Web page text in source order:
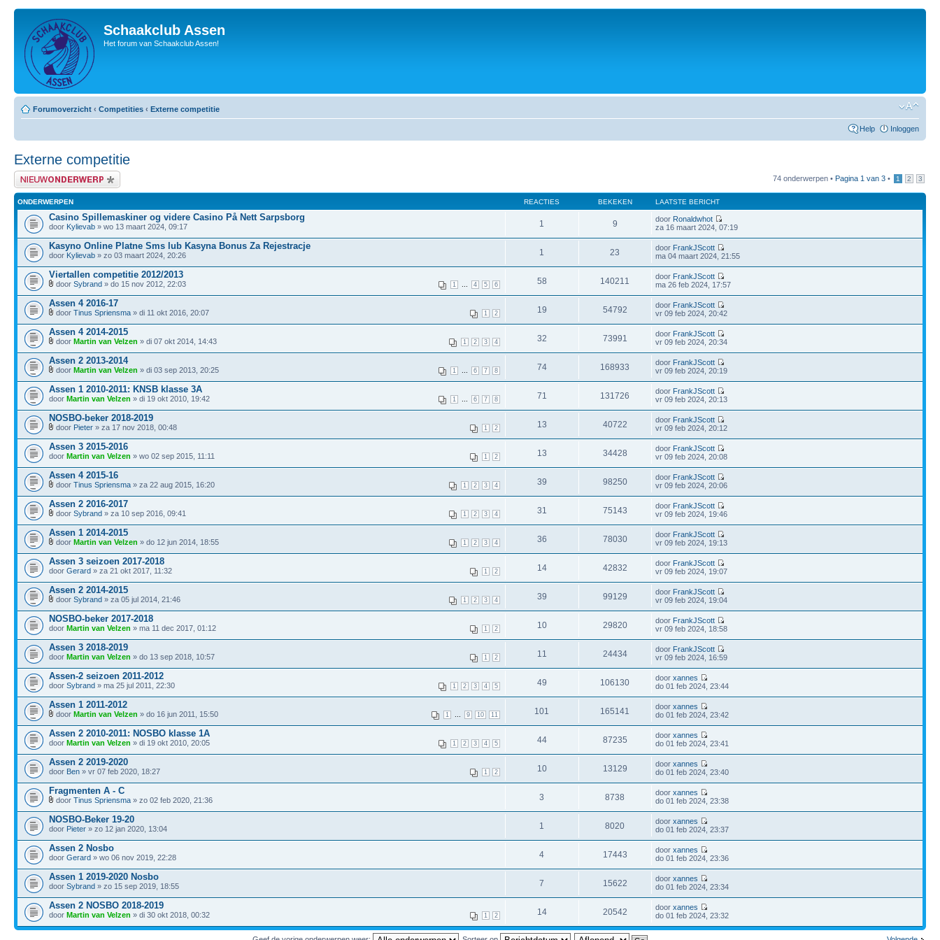
Schaakclub Assen
Het forum van Schaakclub Assen!
Forumoverzicht ‹ Competities ‹ Externe competitie
Help Inloggen
Externe competitie
Plaats een nieuw bericht 74 onderwerpen • Pagina 1 van 3 • 1 2 3
ONDERWERPEN REACTIES BEKEKEN LAATSTE BERICHT
Casino Spillemaskiner og videre Casino På Nett Sarpsborg
door Kylievab » wo 13 maart 2024, 09:17 1 9 door Ronaldwhot
za 16 maart 2024, 07:19
Kasyno Online Platne Sms lub Kasyna Bonus Za Rejestracje
door Kylievab » zo 03 maart 2024, 20:26 1 23 door FrankJScott
ma 04 maart 2024, 21:55
Viertallen competitie 2012/2013
1 4 5 6
door Sybrand » do 15 nov 2012, 22:03 58 140211 door FrankJScott
ma 26 feb 2024, 17:57
Assen 4 2016-17
1 2
door Tinus Spriensma » di 11 okt 2016, 20:07 19 54792 door FrankJScott
vr 09 feb 2024, 20:42
Assen 4 2014-2015
1 2 3 4
door Martin van Velzen » di 07 okt 2014, 14:43 32 73991 door FrankJScott
vr 09 feb 2024, 20:34
Assen 2 2013-2014
1 6 7 8
door Martin van Velzen » di 03 sep 2013, 20:25 74 168933 door FrankJScott
vr 09 feb 2024, 20:19
Assen 1 2010-2011: KNSB klasse 3A
1 6 7 8
door Martin van Velzen » di 19 okt 2010, 19:42 71 131726 door FrankJScott
vr 09 feb 2024, 20:13
NOSBO-beker 2018-2019
1 2
door Pieter » za 17 nov 2018, 00:48 13 40722 door FrankJScott
vr 09 feb 2024, 20:12
Assen 3 2015-2016
1 2
door Martin van Velzen » wo 02 sep 2015, 11:11 13 34428 door FrankJScott
vr 09 feb 2024, 20:08
Assen 4 2015-16
1 2 3 4
door Tinus Spriensma » za 22 aug 2015, 16:20 39 98250 door FrankJScott
vr 09 feb 2024, 20:06
Assen 2 2016-2017
1 2 3 4
door Sybrand » za 10 sep 2016, 09:41 31 75143 door FrankJScott
vr 09 feb 2024, 19:46
Assen 1 2014-2015
1 2 3 4
door Martin van Velzen » do 12 jun 2014, 18:55 36 78030 door FrankJScott
vr 09 feb 2024, 19:13
Assen 3 seizoen 2017-2018
1 2
door Gerard » za 21 okt 2017, 11:32 14 42832 door FrankJScott
vr 09 feb 2024, 19:07
Assen 2 2014-2015
1 2 3 4
door Sybrand » za 05 jul 2014, 21:46 39 99129 door FrankJScott
vr 09 feb 2024, 19:04
NOSBO-beker 2017-2018
1 2
door Martin van Velzen » ma 11 dec 2017, 01:12 10 29820 door FrankJScott
vr 09 feb 2024, 18:58
Assen 3 2018-2019
1 2
door Martin van Velzen » do 13 sep 2018, 10:57 11 24434 door FrankJScott
vr 09 feb 2024, 16:59
Assen-2 seizoen 2011-2012
1 2 3 4 5
door Sybrand » ma 25 jul 2011, 22:30 49 106130 doorxannes
do 01 feb 2024, 23:44
Assen 1 2011-2012
1 9 10 11
door Martin van Velzen » do 16 jun 2011, 15:50 101 165141 doorxannes
do 01 feb 2024, 23:42
Assen 2 2010-2011: NOSBO klasse 1A
1 2 3 4 5
door Martin van Velzen » di 19 okt 2010, 20:05 44 87235 doorxannes
do 01 feb 2024, 23:41
Assen 2 2019-2020
1 2
door Ben » vr 07 feb 2020, 18:27 10 13129 doorxannes
do 01 feb 2024, 23:40
Fragmenten A - C
door Tinus Spriensma » zo 02 feb 2020, 21:36 3 8738 doorxannes
do 01 feb 2024, 23:38
NOSBO-Beker 19-20
door Pieter » zo 12 jan 2020, 13:04 1 8020 doorxannes
do 01 feb 2024, 23:37
Assen 2 Nosbo
door Gerard » wo 06 nov 2019, 22:28 4 17443 doorxannes
do 01 feb 2024, 23:36
Assen 1 2019-2020 Nosbo
door Sybrand » zo 15 sep 2019, 18:55 7 15622 doorxannes
do 01 feb 2024, 23:34
Assen 2 NOSBO 2018-2019
1 2
door Martin van Velzen » di 30 okt 2018, 00:32 14 20542 doorxannes
do 01 feb 2024, 23:32